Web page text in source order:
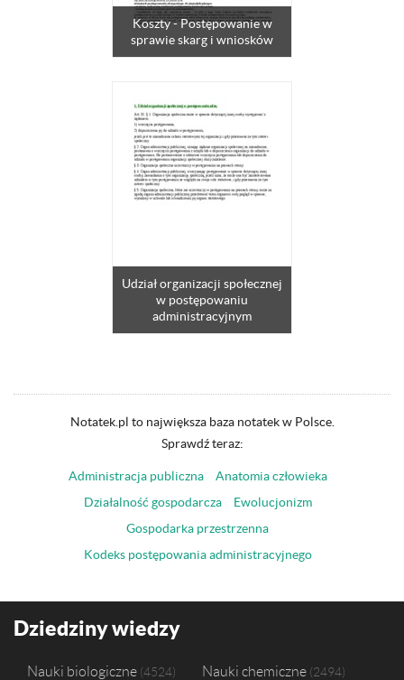
Koszty - Postępowanie w
sprawie skarg i wniosków
Udział organizacji społecznej
w postępowaniu
administracyjnym
Notatek.pl to największa baza notatek w Polsce.
Sprawdź teraz:
Administracja publiczna
Anatomia człowieka
Działalność gospodarcza
Ewolucjonizm
Gospodarka przestrzenna
Kodeks postępowania administracyjnego
Dziedziny wiedzy
Nauki biologiczne 4524 Nauki chemiczne 2494